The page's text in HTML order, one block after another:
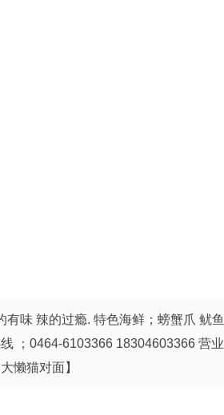
味 辣的过瘾. 特色海鲜；螃蟹爪 鱿鱼
；0464-6103366 18304603366 营业
懒猫对面】